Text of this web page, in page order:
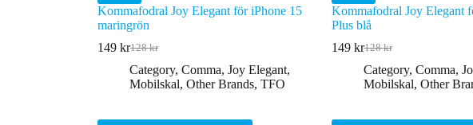
Kommafodral Joy Elegant för iPhone 15
maringrön
128kr
Det
ursprungliga
priset
149 krDet
nuvarande
priset
Category, Comma, Joy Elegant,
Mobilskal, Other Brands, TFO
Kommafodral Joy Elegant
Plus blå
128kr
Det
ursprungliga
priset
149 krDet
nuvarande
priset
Category, Comma,
Mobilskal, Other